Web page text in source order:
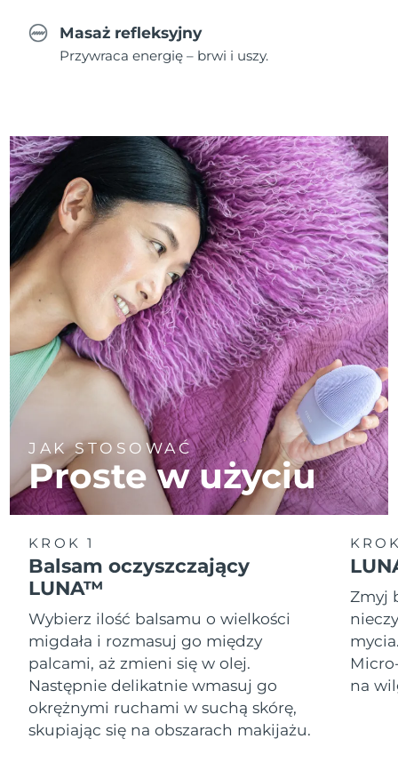
Masaż refleksyjny
Przywraca energię – brwi i uszy.
JAK STOSOWAĆ
Proste w użyciu
KROK 1
Balsam oczyszczający
LUNA™
Wybierz ilość balsamu o wielkości
migdała i rozmasuj go między
palcami, aż zmieni się w olej.
Następnie delikatnie wmasuj go
okrężnymi ruchami w suchą skórę,
skupiając się na obszarach makijażu.
Zmyj
na